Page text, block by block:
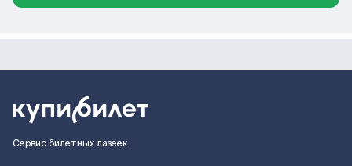
Сервис билетных лазеек